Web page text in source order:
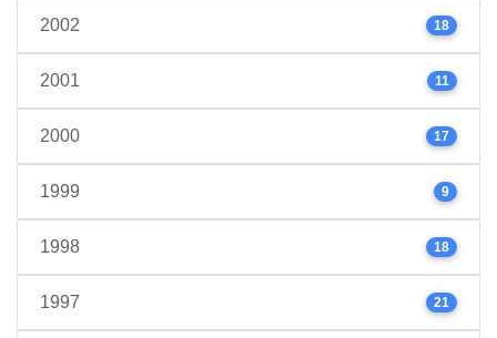
2002 18
2001 11
2000 17
1999 9
1998 18
1997 21